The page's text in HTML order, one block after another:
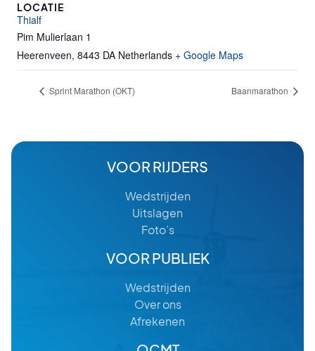
LOCATIE
Thialf
Pim Mulierlaan 1
Heerenveen, 8443 DA Netherlands + Google Maps
Sprint Marathon (OKT) Baanmarathon
VOOR RIJDERS
Wedstrijden
Uitslagen
Foto’s
VOOR PUBLIEK
Wedstrijden
Over ons
Afrekenen